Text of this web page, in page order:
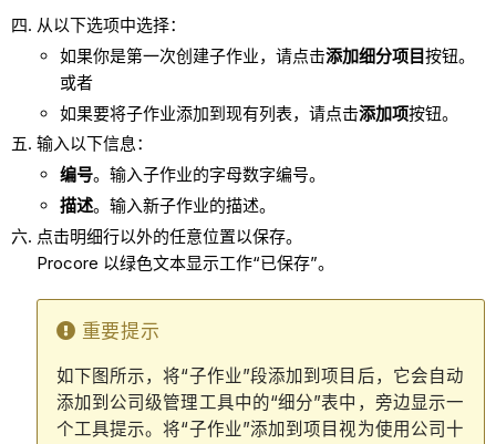
从以下选项中选择：
如果你是第一次创建子作业，请点击添加细分项目按钮。
或者
如果要将子作业添加到现有列表，请点击添加项按钮。
输入以下信息：
编号。输入子作业的字母数字编号。
描述。输入新子作业的描述。
点击明细行以外的任意位置以保存。
Procore 以绿色文本显示工作“已保存”。
重要提示
如下图所示，将“子作业”段添加到项目后，它会自动
添加到公司级管理工具中的“细分”表中，旁边显示一
个工具提示。将“子作业”添加到项目视为使用公司十